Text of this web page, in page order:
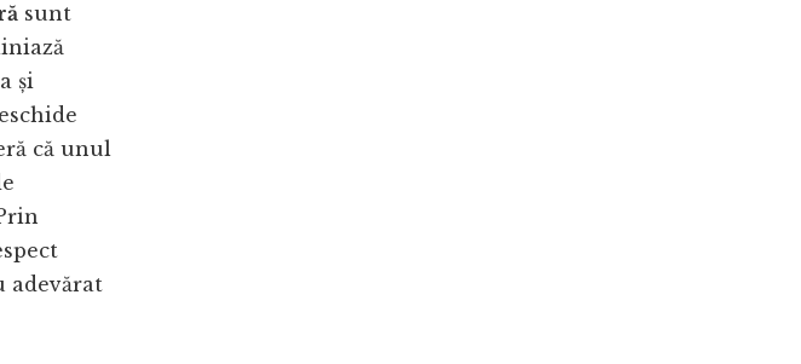
sunt
și
că unul
adevărat